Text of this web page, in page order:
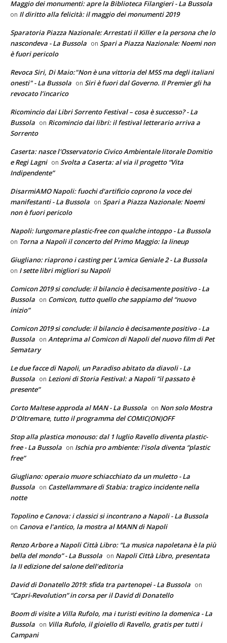
Maggio dei monumenti: apre la Biblioteca Filangieri - La Bussola
on Il diritto alla felicità: il maggio dei monumenti 2019
Sparatoria Piazza Nazionale: Arrestati il Killer e la persona che lo
nascondeva - La Bussola on Spari a Piazza Nazionale: Noemi non
è fuori pericolo
Revoca Siri, Di Maio:"Non è una vittoria del M5S ma degli italiani
onesti" - La Bussola on Siri è fuori dal Governo. Il Premier gli ha
revocato l’incarico
Ricomincio dai Libri Sorrento Festival – cosa è successo? - La
Bussola on Ricomincio dai libri: il festival letterario arriva a
Sorrento
Caserta: nasce l'Osservatorio Civico Ambientale litorale Domitio
e Regi Lagni on Svolta a Caserta: al via il progetto “Vita
Indipendente”
DisarmiAMO Napoli: fuochi d'artificio coprono la voce dei
manifestanti - La Bussola on Spari a Piazza Nazionale: Noemi
non è fuori pericolo
Napoli: lungomare plastic-free con qualche intoppo - La Bussola
on Torna a Napoli il concerto del Primo Maggio: la lineup
Giugliano: riaprono i casting per L'amica Geniale 2 - La Bussola
on I sette libri migliori su Napoli
Comicon 2019 si conclude: il bilancio è decisamente positivo - La
Bussola on Comicon, tutto quello che sappiamo del “nuovo
inizio”
Comicon 2019 si conclude: il bilancio è decisamente positivo - La
Bussola on Anteprima al Comicon di Napoli del nuovo film di Pet
Sematary
Le due facce di Napoli, un Paradiso abitato da diavoli - La
Bussola on Lezioni di Storia Festival: a Napoli “il passato è
presente”
Corto Maltese approda al MAN - La Bussola on Non solo Mostra
D’Oltremare, tutto il programma del COMIC(ON)OFF
Stop alla plastica monouso: dal 1 luglio Ravello diventa plastic-
free - La Bussola on Ischia pro ambiente: l’isola diventa “plastic
free”
Giugliano: operaio muore schiacchiato da un muletto - La
Bussola on Castellammare di Stabia: tragico incidente nella
notte
Topolino e Canova: i classici si incontrano a Napoli - La Bussola
on Canova e l’antico, la mostra al MANN di Napoli
Renzo Arbore a Napoli Città Libro: “La musica napoletana è la più
bella del mondo” - La Bussola on Napoli Città Libro, presentata
la II edizione del salone dell’editoria
David di Donatello 2019: sfida tra partenopei - La Bussola on
“Capri-Revolution” in corsa per il David di Donatello
Boom di visite a Villa Rufolo, ma i turisti evitino la domenica - La
Bussola on Villa Rufolo, il gioiello di Ravello, gratis per tutti i
Campani